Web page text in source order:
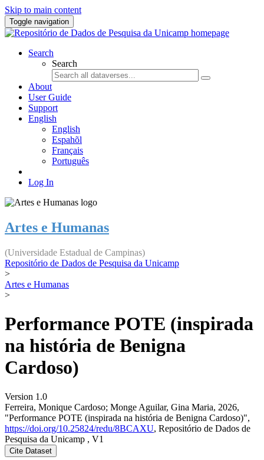
Skip to main content
Toggle navigation
Search
Search
About
User Guide
Support
English
English
Espahõl
Français
Português
Log In
Artes e Humanas
(Universidade Estadual de Campinas)
Repositório de Dados de Pesquisa da Unicamp
>
Artes e Humanas
>
Performance POTE (inspirada
na história de Benigna
Cardoso)
Version 1.0
Ferreira, Monique Cardoso; Monge Aguilar, Gina Maria, 2026,
"Performance POTE (inspirada na história de Benigna Cardoso)",
https://doi.org/10.25824/redu/8BCAXU, Repositório de Dados de
Pesquisa da Unicamp , V1
Cite Dataset